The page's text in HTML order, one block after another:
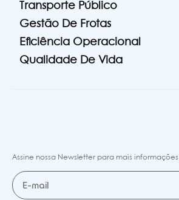
Transporte Público
Gestão De Frotas
Eficiência Operacional
Qualidade De Vida
Assine nossa Newsletter para mais informações